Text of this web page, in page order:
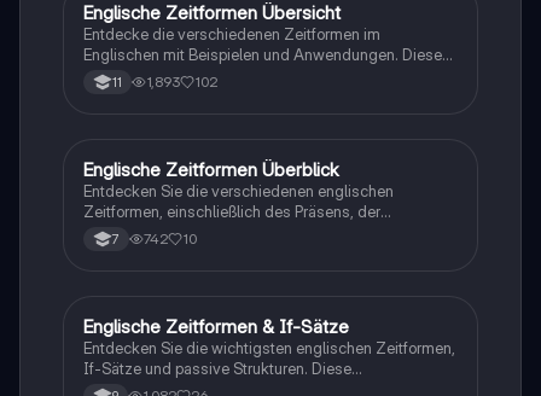
Englisch
Englische Zeitformen Übersicht
Entdecke die verschiedenen Zeitformen im
Englischen mit Beispielen und Anwendungen. Diese
Übersicht behandelt die wichtigsten Zeitformen wie
Präsens, Präteritum, Perfekt, und Futur, einschließlich
Grammatik vertiefen möchten.
11 1,893 102
Englisch
Englische Zeitformen Überblick
Entdecken Sie die verschiedenen englischen
Zeitformen, einschließlich des Präsens, der
Vergangenheit und der Zukunft. Diese
Zusammenfassung behandelt die Verwendung des
Ideal für Studierende, die ihre Grammatikkenntnisse
vertiefen möchten.
7 742 10
Englisch
Englische Zeitformen & If-Sätze
Entdecken Sie die wichtigsten englischen Zeitformen,
If-Sätze und passive Strukturen. Diese
Zusammenfassung behandelt die Verwendung von